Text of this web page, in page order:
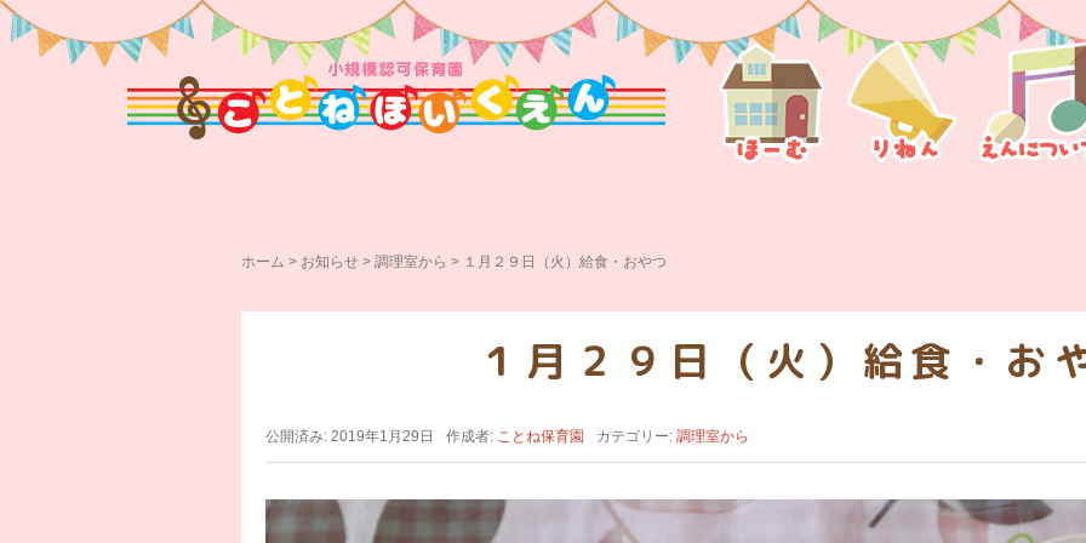
ホーム > お知らせ >調理室から > １月２９日（火）給食・おやつ
１月２９日（火）給食・お
公開済み: 2019年1月29日 作成者: ことね保育園 カテゴリー:調理室から